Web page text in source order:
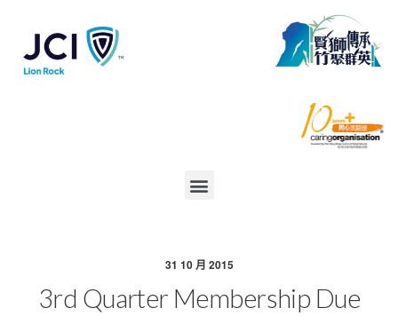
31 10 月 2015
3rd Quarter Membership Due